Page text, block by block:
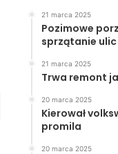
21 marca 2025
Pozimowe
sprzątanie
21 marca 2025
Trwa remont
20 marca 2025
Kierował
promila
20 marca 2025